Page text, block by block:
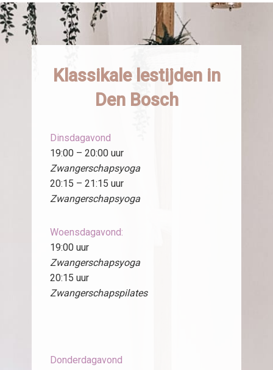
Klassikale lestijden in
Den Bosch
Dinsdagavond
19:00 – 20:00 uur
Zwangerschapsyoga
20:15 – 21:15 uur
Zwangerschapsyoga
Woensdagavond:
19:00 uur
Zwangerschapsyoga
20:15 uur
Zwangerschapspilates
Donderdagavond